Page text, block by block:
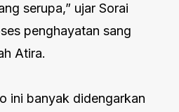
serupa,” ujar Sorai
penghayatan sang
Atira.
ini banyak didengarkan